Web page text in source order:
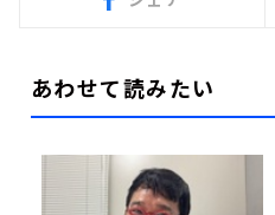
あわせて読みたい